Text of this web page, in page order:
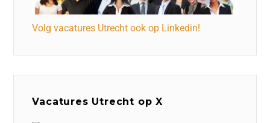
Volg vacatures Utrecht ook op Linkedin!
Vacatures Utrecht op X